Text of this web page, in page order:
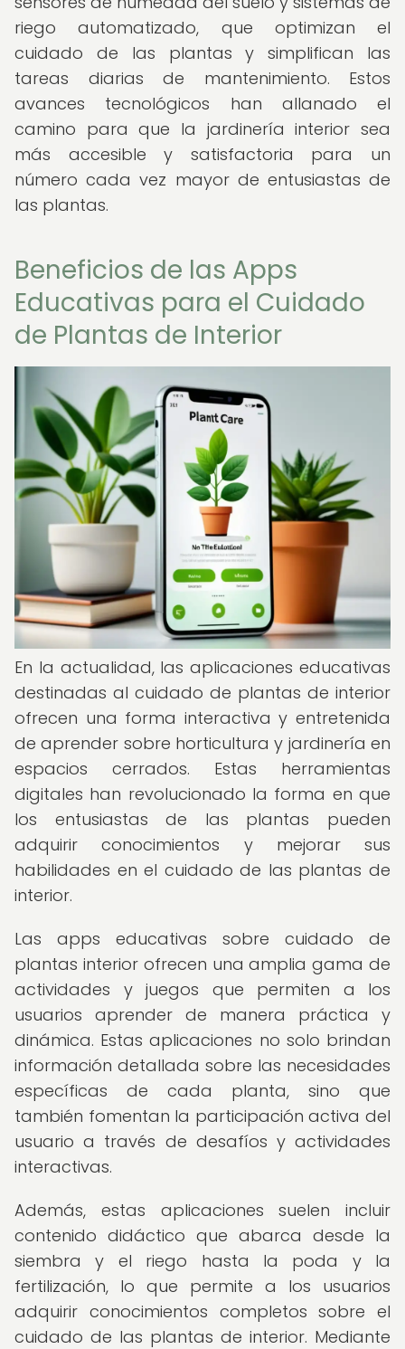
riego automatizado, que optimizan el
cuidado de las plantas y simplifican las
tareas diarias de mantenimiento. Estos
avances tecnológicos han allanado el
camino para que la jardinería interior sea
más accesible y satisfactoria para un
número cada vez mayor de entusiastas de
las plantas.
Beneficios de las Apps
Educativas para el Cuidado
de Plantas de Interior
En la actualidad, las aplicaciones educativas
destinadas al cuidado de plantas de interior
ofrecen una forma interactiva y entretenida
de aprender sobre horticultura y jardinería en
espacios cerrados. Estas herramientas
digitales han revolucionado la forma en que
los entusiastas de las plantas pueden
adquirir conocimientos y mejorar sus
habilidades en el cuidado de las plantas de
interior.
Las apps educativas sobre cuidado de
plantas interior ofrecen una amplia gama de
actividades y juegos que permiten a los
usuarios aprender de manera práctica y
dinámica. Estas aplicaciones no solo brindan
información detallada sobre las necesidades
específicas de cada planta, sino que
también fomentan la participación activa del
usuario a través de desafíos y actividades
interactivas.
Además, estas aplicaciones suelen incluir
contenido didáctico que abarca desde la
siembra y el riego hasta la poda y la
fertilización, lo que permite a los usuarios
adquirir conocimientos completos sobre el
cuidado de las plantas de interior. Mediante